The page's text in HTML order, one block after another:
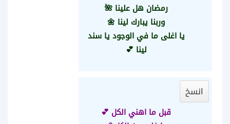
رمضان هل علينا 🌺
وربنا يبارك لينا 🌼
يا اغلى ما في الوجود يا سند
لينا 💕
انسخ
قبل ما اهني الكل 💕